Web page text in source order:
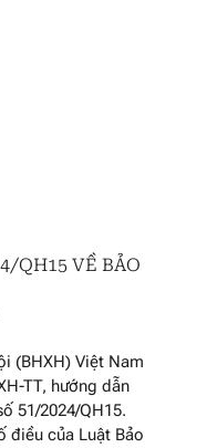
QH15 VỀ BẢO
(BHXH) Việt Nam
TT, hướng dẫn
51/2024/QH15.
điều của Luật Bảo